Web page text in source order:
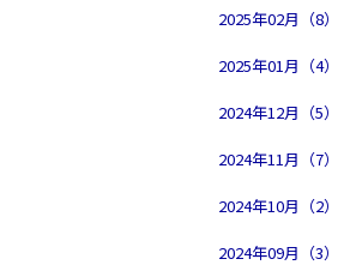
2025年02月（8）
2025年01月（4）
2024年12月（5）
2024年11月（7）
2024年10月（2）
2024年09月（3）